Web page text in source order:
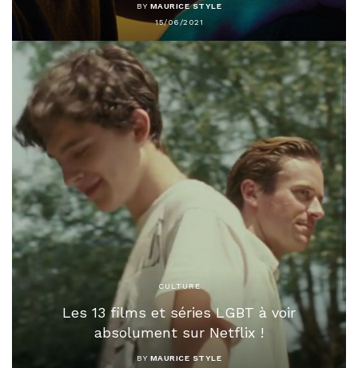
BY MAURICE STYLE
15/06/2021
CULTURE
Les 13 films et séries LGBT à voir
absolument sur Netflix !
BY MAURICE STYLE